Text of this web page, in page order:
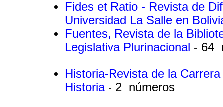
Fides et Ratio - Revista de
Universidad La Salle en
Fuentes, Revista de la
Legislativa Plurinacional - 64
Historia-Revista de la
Historia - 2 números